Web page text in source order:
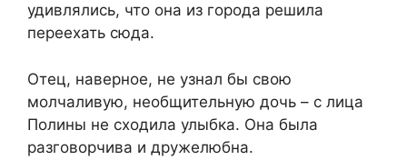
удивлялись, что она из города решила
переехать сюда.
Отец, наверное, не узнал бы свою
молчаливую, необщительную дочь – с лица
Полины не сходила улыбка. Она была
разговорчива и дружелюбна.